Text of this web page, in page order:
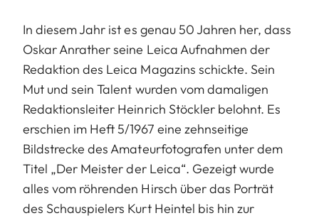
In diesem Jahr ist es genau 50 Jahren her, dass
Oskar Anrather seine Leica Aufnahmen der
Redaktion des Leica Magazins schickte. Sein
Mut und sein Talent wurden vom damaligen
Redaktionsleiter Heinrich Stöckler belohnt. Es
erschien im Heft 5/1967 eine zehnseitige
Bildstrecke des Amateurfotografen unter dem
Titel „Der Meister der Leica“. Gezeigt wurde
alles vom röhrenden Hirsch über das Porträt
des Schauspielers Kurt Heintel bis hin zur